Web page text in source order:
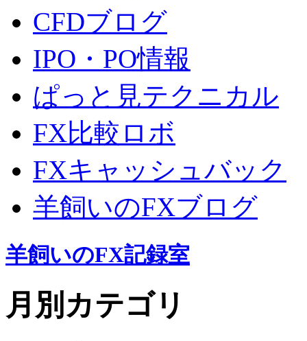
CFDブログ
IPO・PO情報
ぱっと見テクニカル
FX比較ロボ
FXキャッシュバック
羊飼いのFXブログ
羊飼いのFX記録室
月別カテゴリ